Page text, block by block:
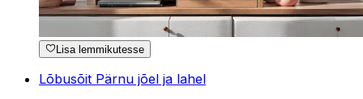
Lisa lemmikutesse
Lõbusõit Pärnu jõel ja lahel